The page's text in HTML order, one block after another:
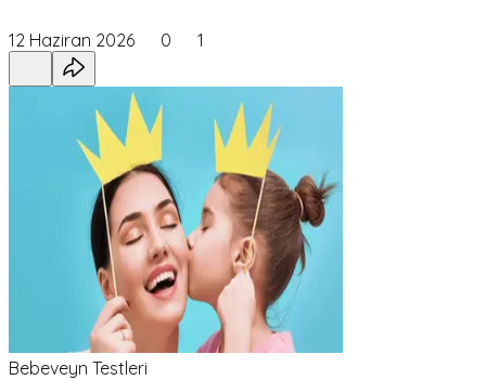
12 Haziran 2026 0 1
Bebeveyn Testleri